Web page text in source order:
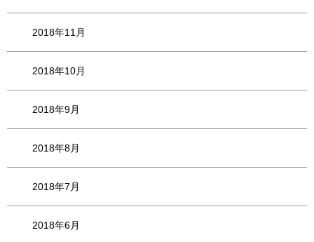
2018年11月
2018年10月
2018年9月
2018年8月
2018年7月
2018年6月